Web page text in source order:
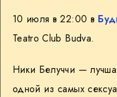
10 июля в 22:00 в
Teatro Club Budva.
Ники Белуччи —
одной из самых